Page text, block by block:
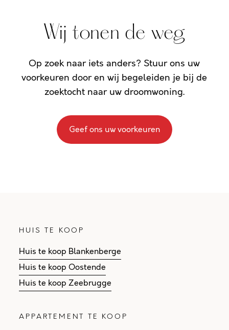
Wij tonen de weg
Op zoek naar iets anders? Stuur ons uw
voorkeuren door en wij begeleiden je bij de
zoektocht naar uw droomwoning.
Geef ons uw voorkeuren
HUIS TE KOOP
Huis te koop Blankenberge
Huis te koop Oostende
Huis te koop Zeebrugge
APPARTEMENT TE KOOP